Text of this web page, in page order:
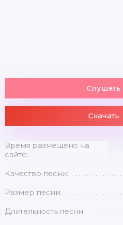
Слушать
Скачать
Время размещено на
сайте:
Качество песни:
Размер песни:
Длительность песни: